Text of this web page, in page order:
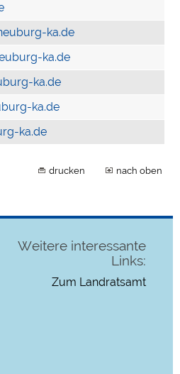
ka.de
ka.de
ka.de
ka.de
ka.de
drucken nach oben
Weitere interessante
Links:
Zum Landratsamt